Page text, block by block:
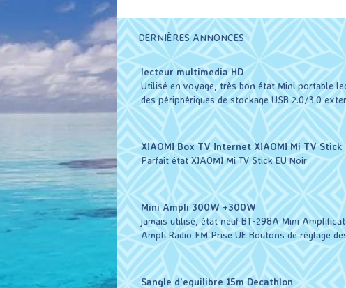
DERNIÈRES ANNONCES
lecteur multimedia HD
Utilisé en voyage, très bon état Mini portable
des périphériques de stockage USB 2.0/3.0
XIAOMI Box TV Internet XIAOMI Mi TV Stick
Parfait état XIAOMI Mi TV Stick EU Noir
Mini Ampli 300W +300W
jamais utilisé, état neuf BT-298A Mini
Ampli Radio FM Prise UE Boutons de réglage
Sangle d'equilibre 15m Decathlon